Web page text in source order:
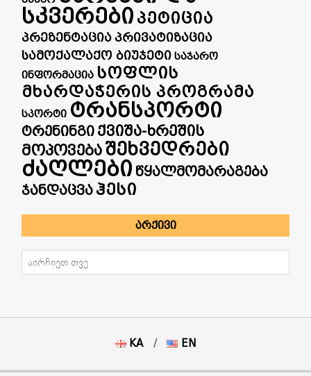
სკვერები პეტიცია
პრეზენტაცია პრივატიზაცია
სამოქალაქო ბიუჯეტი საჯარო
ინფორმაცია სოფლის
მხარდაჭერის პროგრამა
სპორტი ტრანსპორტი
ტრენინგი ქვიშა-ხრეშის
მოპოვება შეხვედრები
ძაღლები წყალმომარაგება
ჯანდაცვა ჰესი
ᲐᲠᲥᲘᲕᲘ
არქივი
KA EN